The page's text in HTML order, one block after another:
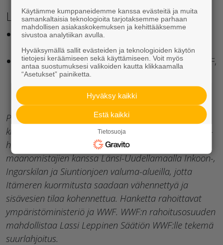
Lisätiedot:
Maanomistaja Rickard Backman, p. 050 512
2333,rickard@jeggars.fi
Sisävesivastaava Jenny Jyrkänkallio-Mikkola, WWF,
p. 040 500 6968,jenny.jyrkankallio-
mikkola@wwf.fi
Pohjakynnyksiin tarvittavan merkittävän
kiviainesmäärän lahjoitti Rudus Oy. Vesiensuojelu 4K-
hankkeessa WWF työskentelee yhdessä
maanomistajien kanssa Länsi-Uudellamaalla Inkoon-,
Ingarskilan ja Siuntionjoen valuma-alueilla, jotta
Itämeren kuormitusta saadaan vähennettyä ja
sisävesien tilaa kohennettua. Hanketta rahoittavat
ympäristöministeriö ja WWF. WWF:n rahoitusosuuden
mahdollistaa Lassi Leppinen Säätiön WWF:lle tekemä
suurlahjoitus.
Käytämme kumppaneidemme kanssa evästeitä ja muita
samankaltaisia teknologioita tarjotaksemme parhaan
mahdollisen asiakaskokemuksen ja kehittääksemme
sivustoa analytiikan avulla.
Hyväksymällä sallit evästeiden ja teknologioiden käytön
tietojesi keräämiseen sekä käyttämiseen. Voit myös
antaa suostumuksesi valikoiden kautta klikkaamalla
“Asetukset” painiketta.
Hyväksy kaikki
Estä kaikki
Tietosuoja